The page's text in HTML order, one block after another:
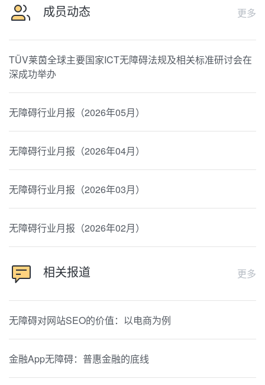
成员动态 更多
TÜV莱茵全球主要国家ICT无障碍法规及相关标准研讨会在
深成功举办
无障碍行业月报（2026年05月）
无障碍行业月报（2026年04月）
无障碍行业月报（2026年03月）
无障碍行业月报（2026年02月）
相关报道 更多
无障碍对网站SEO的价值：以电商为例
金融App无障碍：普惠金融的底线